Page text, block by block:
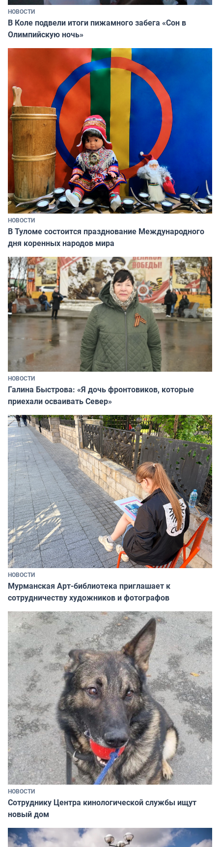
НОВОСТИ
В Коле подвели итоги пижамного забега «Сон в
Олимпийскую ночь»
НОВОСТИ
В Туломе состоится празднование Международного
дня коренных народов мира
НОВОСТИ
Галина Быстрова: «Я дочь фронтовиков, которые
приехали осваивать Север»
НОВОСТИ
Мурманская Арт-библиотека приглашает к
сотрудничеству художников и фотографов
НОВОСТИ
Сотруднику Центра кинологической службы ищут
новый дом